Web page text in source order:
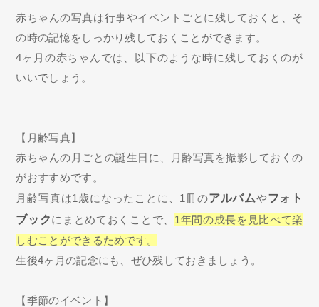
赤ちゃんの写真は行事やイベントごとに残しておくと、そ
の時の記憶をしっかり残しておくことができます。
4ヶ月の赤ちゃんでは、以下のような時に残しておくのが
いいでしょう。
【月齢写真】
赤ちゃんの月ごとの誕生日に、月齢写真を撮影しておくの
がおすすめです。
月齢写真は1歳になったことに、1冊のアルバムやフォト
ブックにまとめておくことで、 1年間の成長を見比べて楽
しむことができるためです。
生後4ヶ月の記念にも、ぜひ残しておきましょう。
【季節のイベント】